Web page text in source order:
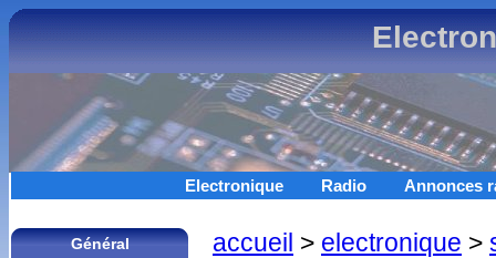
Electronique Radio Annonces
accueil > electronique >
Général